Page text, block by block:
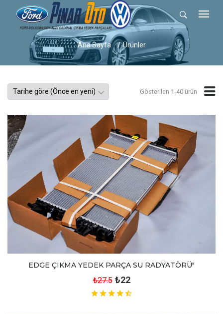
Ana Sayfa Ürünler
Gösterilen 1-40 ürün
EDGE ÇIKMA YEDEK PARÇA SU RADYATÖRÜ"
₺27.5 ₺22